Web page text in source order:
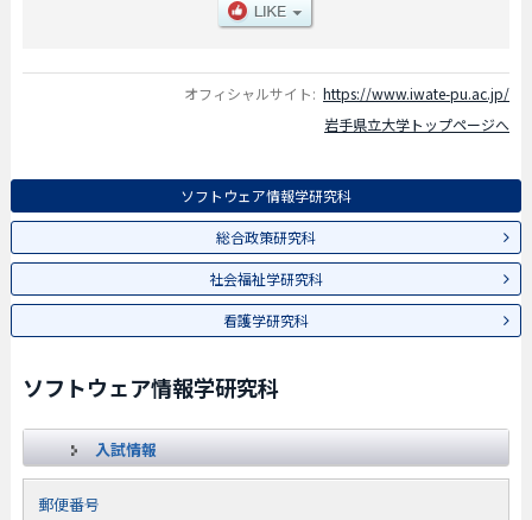
オフィシャルサイト: https://www.iwate-pu.ac.jp/
岩手県立大学トップページへ
ソフトウェア情報学研究科
総合政策研究科
社会福祉学研究科
看護学研究科
ソフトウェア情報学研究科
入試情報
郵便番号